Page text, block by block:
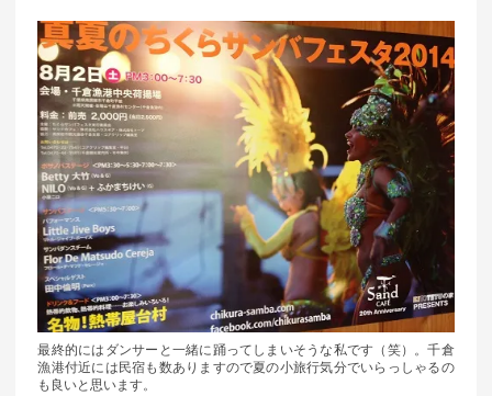
最終的にはダンサーと一緒に踊ってしまいそうな私です（笑）。千倉
漁港付近には民宿も数ありますので夏の小旅行気分でいらっしゃるの
も良いと思います。